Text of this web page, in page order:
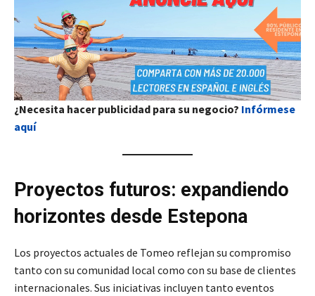
¿Necesita hacer publicidad para su negocio? Infórmese
aquí
Proyectos futuros: expandiendo
horizontes desde Estepona
Los proyectos actuales de Tomeo reflejan su compromiso
tanto con su comunidad local como con su base de clientes
internacionales. Sus iniciativas incluyen tanto eventos